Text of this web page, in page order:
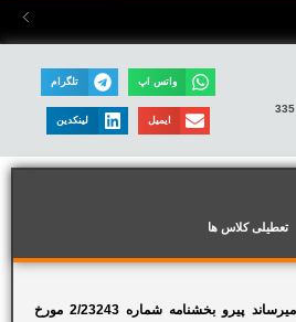
335
واتس اپ تلگرام
ایمیل لینکدین
تعطیلی کلاس ها
به اطلاع دانشجویان محترم میرساند پیرو بخشنامه شماره 2/23243 مورخ